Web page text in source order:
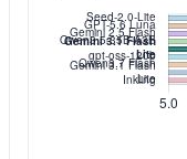
ー
ー